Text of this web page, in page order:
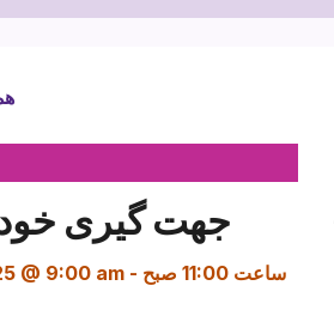
جهت گیری خود
@ 9:00 am - ساعت 11:00 صبح